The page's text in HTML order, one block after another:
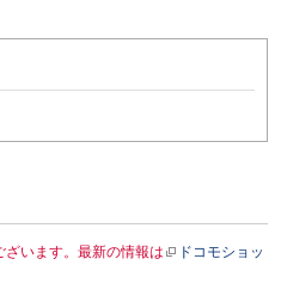
います。最新の情報は
ドコモショッ